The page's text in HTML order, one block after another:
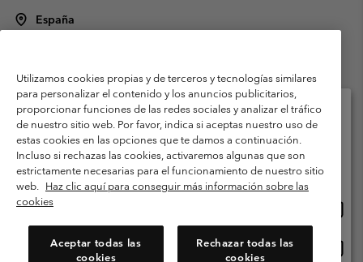
España
Condiciones de uso
Terminos de Venta
Garantía
Política de Privacidad
Términos y condiciones del programa de miembros
Términos De Uso Del Contenido Generado Por Los Usuarios
Impressum
Cookies Public CBCR
Servicio al cliente: Lu. - Vi. de 9:00 a 13:00 y de 14:00 a 18:00
Utilizamos cookies propias y de terceros y tecnologías similares
para personalizar el contenido y los anuncios publicitarios,
proporcionar funciones de las redes sociales y analizar el tráfico
de nuestro sitio web. Por favor, indica si aceptas nuestro uso de
estas cookies en las opciones que te damos a continuación.
Incluso si rechazas las cookies, activaremos algunas que son
estrictamente necesarias para el funcionamiento de nuestro sitio
web. Haz clic aquí para conseguir más información sobre las
cookies
Aceptar todas las
cookies
Rechazar todas las
cookies
Selecciona tu país e idioma envío
Compras en línea disponibles
línea
España